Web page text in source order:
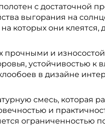
с достаточной
выгорания на
которых они
прочными и
устойчивостью
в дизайне
смесь, которая
и
ограниченностью